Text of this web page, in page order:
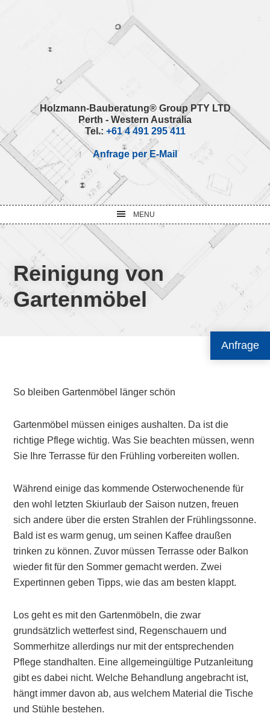
Anfrage
Holzmann-Bauberatung® Group PTY LTD
Perth - Western Australia
Tel.: +61 4 491 295 411
Anfrage per E-Mail
MENU
Reinigung von
Gartenmöbel
So bleiben Gartenmöbel länger schön
Gartenmöbel müssen einiges aushalten. Da ist die
richtige Pflege wichtig. Was Sie beachten müssen, wenn
Sie Ihre Terrasse für den Frühling vorbereiten wollen.
Während einige das kommende Osterwochenende für
den wohl letzten Skiurlaub der Saison nutzen, freuen
sich andere über die ersten Strahlen der Frühlingssonne.
Bald ist es warm genug, um seinen Kaffee draußen
trinken zu können. Zuvor müssen Terrasse oder Balkon
wieder fit für den Sommer gemacht werden. Zwei
Expertinnen geben Tipps, wie das am besten klappt.
Los geht es mit den Gartenmöbeln, die zwar
grundsätzlich wetterfest sind, Regenschauern und
Sommerhitze allerdings nur mit der entsprechenden
Pflege standhalten. Eine allgemeingültige Putzanleitung
gibt es dabei nicht. Welche Behandlung angebracht ist,
hängt immer davon ab, aus welchem Material die Tische
und Stühle bestehen.